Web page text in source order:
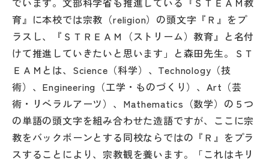
その他
お問い合わせ
個人情報保護方針
サイトマップ
運営会社
育』に本校では宗教（religion）の頭文字『Ｒ』をプ
ラスし、『ＳＴＲＥＡＭ（ストリーム）教育』と名付
けて推進していきたいと思います」と森田先生。ＳＴ
ＥＡＭとは、Science（科学）、Technology（技
術）、Engineering（工学・ものづくり）、Art（芸
術・リベラルアーツ）、Mathematics（数学）の５つ
の単語の頭文字を組み合わせた造語ですが、ここに宗
教をバックボーンとする同校ならではの『Ｒ』をプラ
スすることにより、宗教観を養います。「これはキリ